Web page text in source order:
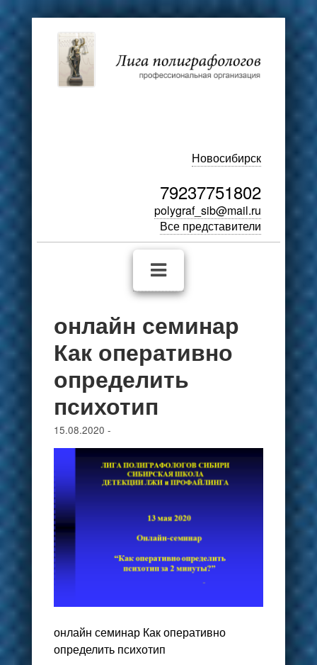
Новосибирск
79237751802
polygraf_sib@mail.ru
Все представители
онлайн семинар
Как оперативно
определить
психотип
15.08.2020 -
онлайн семинар Как оперативно
определить психотип